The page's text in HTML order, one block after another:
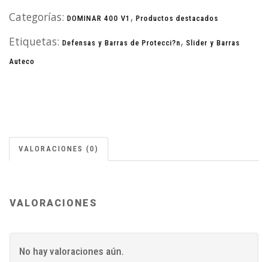
Categorías: DOMINAR 400 V1 , Productos destacados
Etiquetas: Defensas y Barras de Protecci?n, Slider y Barras
Auteco
VALORACIONES (0)
VALORACIONES
No hay valoraciones aún.